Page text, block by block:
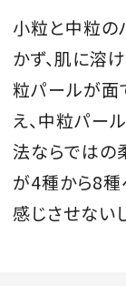
SPUR 2026
2026年9月
2026-07-23発売
小粒と中粒の
かず、肌に溶
粒パールが面
え、中粒パー
法ならではの
が4種から8種
感じさせない